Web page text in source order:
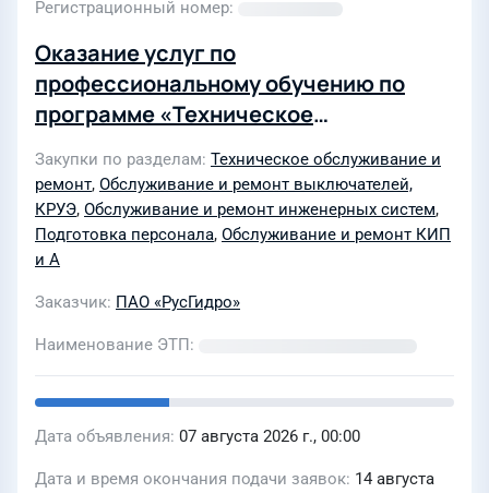
Регистрационный номер
Оказание услуг по
профессиональному обучению по
программе «Техническое
обслуживание элегазового
оборудования и работа с приборами и
устройствами для элегаза»
сотрудников АО "Гидроремонт-ВКК"
Закупки по разделам Техническое обслуживание и
ремонт, Обслуживание и ремонт выключателей,
КРУЭ, Обслуживание и ремонт инженерных систем,
Подготовка персонала, Обслуживание и ремонт КИП
и А
Заказчик ПАО «РусГидро»
Наименование ЭТП
Дата объявления 07 августа 2026 г., 00:00
Дата и время окончания подачи заявок 14 августа